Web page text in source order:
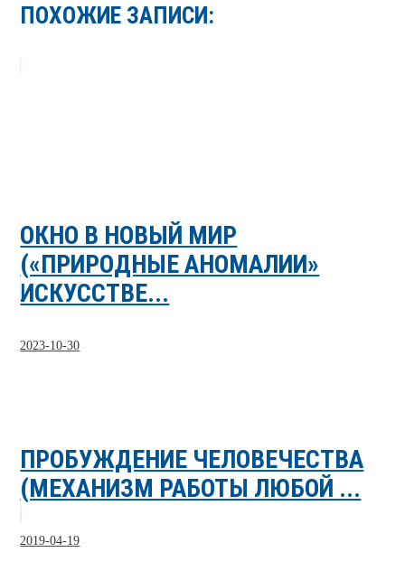
ПОХОЖИЕ ЗАПИСИ:
ОКНО В НОВЫЙ МИР
(«ПРИРОДНЫЕ АНОМАЛИИ»
ИСКУССТВЕ...
2023-10-30
ПРОБУЖДЕНИЕ ЧЕЛОВЕЧЕСТВА
(МЕХАНИЗМ РАБОТЫ ЛЮБОЙ ...
2019-04-19